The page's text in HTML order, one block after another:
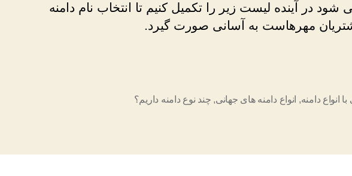
در آینده لیست زیر را تکمیل کنیم تا انتخاب نام دامنه
مهرهاست به آسانی صورت گیرد.
با انواع دامنه, انواع دامنه های جهانی, چند نوع دامنه داریم؟